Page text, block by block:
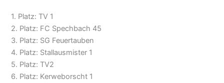
1. Platz: TV 1
2. Platz: FC Spechbach 45
3. Platz: SG Feuertauben
4. Platz: Stallausmister 1
5. Platz: TV2
6. Platz: Kerweborscht 1